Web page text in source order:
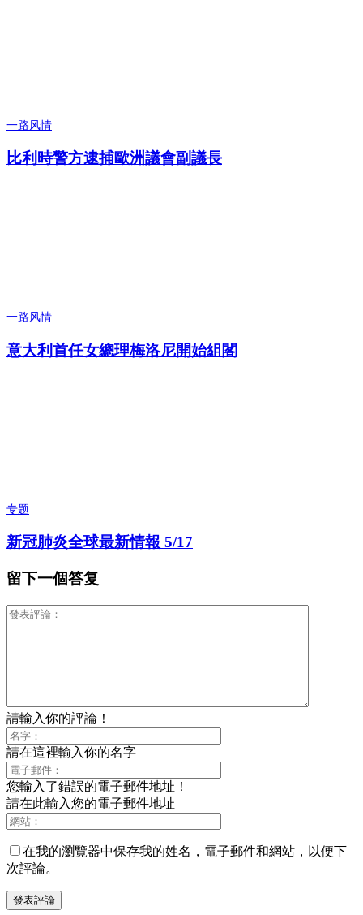
一路风情
比利時警方逮捕歐洲議會副議長
一路风情
意大利首任女總理梅洛尼開始組閣
专题
新冠肺炎全球最新情報 5/17
留下一個答复
請輸入你的評論！
請在這裡輸入你的名字
您輸入了錯誤的電子郵件地址！
請在此輸入您的電子郵件地址
在我的瀏覽器中保存我的姓名，電子郵件和網站，以便下
次評論。